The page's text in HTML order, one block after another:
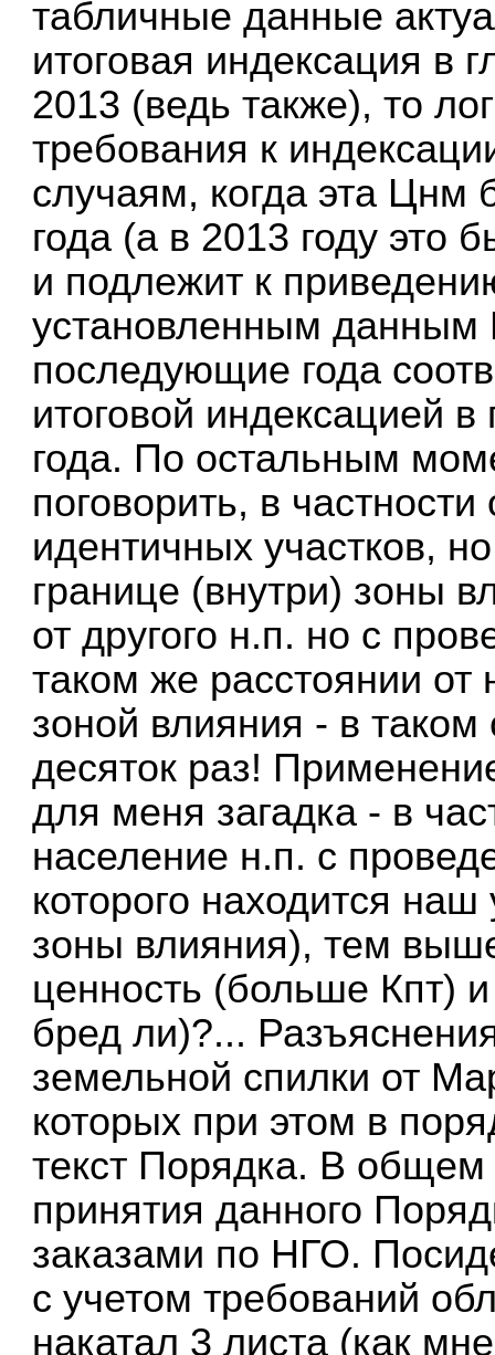
табличные данные
итоговая индексация в
2013 (ведь также), то
требования к
случаям, когда эта Цнм
года (а в 2013 году
и подлежит к
установленным данным
последующие года
итоговой индексацией
года. По остальным
поговорить, в
идентичных участков,
границе (внутри) зоны
от другого н.п. но с
таком же расстоянии
зоной влияния - в таком
десяток раз!
для меня загадка - в
население н.п. с
которого находится
зоны влияния), тем
ценность (больше
бред ли)?...
земельной спилки от
которых при этом в
текст Порядка. В
принятия данного
заказами по НГО.
с учетом требований
накатал 3 листа (как